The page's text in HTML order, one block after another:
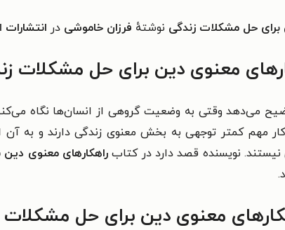
برای حل مشکلات زندگی نوشتهٔ فرزان خاموشی در
معنوی دین برای حل مشکلات
می‌دهد وقتی به وضعیت گروهی از انسان‌ها نگاه
کار مهم کمتر توجهی به بخش معنوی زندگی دارند و به
نویسنده قصد دارد در کتابراهکارهای معنوی
معنوی دین برای حل